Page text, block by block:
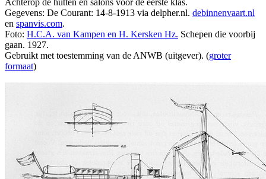
Gegevens: De Courant: 14-8-1913 via delpher.nl. debinnenvaart.nl
en spanvis.com.
Foto: H.C.A. van Kampen en H. Kersken Hz. Schepen die voorbij
gaan. 1927.
Gebruikt met toestemming van de ANWB (uitgever). (groter
formaat)